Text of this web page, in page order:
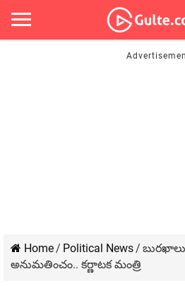
Home/ Political News/
అనుమతించం.. క‌ర్ణాట‌క మంత్రి